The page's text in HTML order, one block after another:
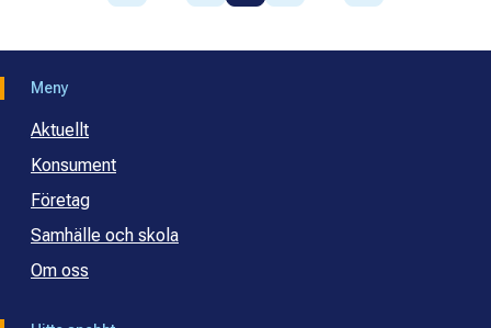
Meny
Aktuellt
Konsument
Företag
Samhälle och skola
Om oss